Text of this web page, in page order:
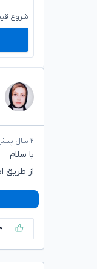
شروع
۲ سال پیش
با سلام
از طریق
۰